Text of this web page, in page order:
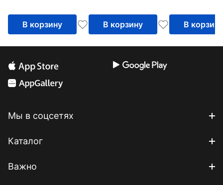
В корзину В корзину
выстроить
надежные
отношения
В корзину
Мы в соцсетях
Каталог
Важно